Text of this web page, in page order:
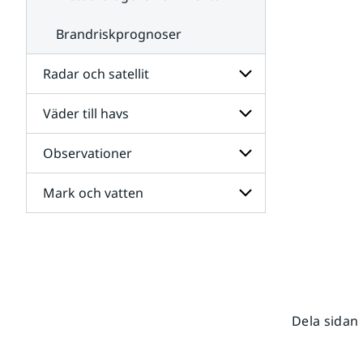
Brandriskprognoser
Radar och satellit
Undersidor
för
Radar
och
satellit
Väder till havs
Undersidor
för
Väder
till
havs
Observationer
Undersidor
för
Mark och vatten
Dela sidan